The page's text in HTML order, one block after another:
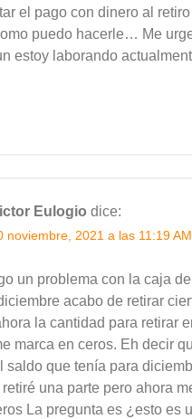
el pago con dinero al retiro
puedo hacerle… Me
estoy laborando
Eulogio dice:
noviembre, 2021 a las 11:19 AM
un problema con la caja de
acabo de retirar
la cantidad para retirar
marca en ceros. Eh decir
saldo que tenía para
una parte pero ahora
La pregunta es ¿esto es